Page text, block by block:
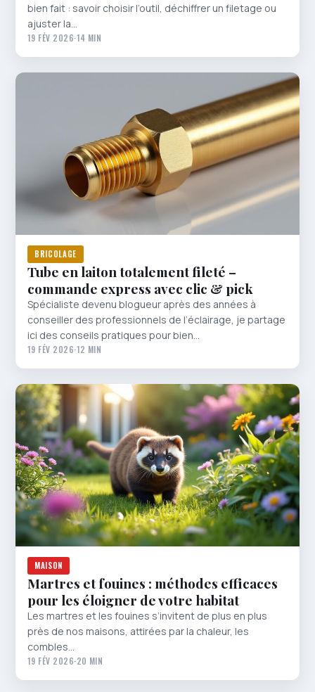
bien fait : savoir choisir l’outil, déchiffrer un filetage ou
ajuster la…
19 FÉV 2026·14 MIN
BRICOLAGE
Tube en laiton totalement fileté –
commande express avec clic & pick
Spécialiste devenu blogueur après des années à
conseiller des professionnels de l’éclairage, je partage
ici des conseils pratiques pour bien…
19 FÉV 2026·12 MIN
MAISON
Martres et fouines : méthodes efficaces
pour les éloigner de votre habitat
Les martres et les fouines s’invitent de plus en plus
près de nos maisons, attirées par la chaleur, les
combles…
19 FÉV 2026·20 MIN